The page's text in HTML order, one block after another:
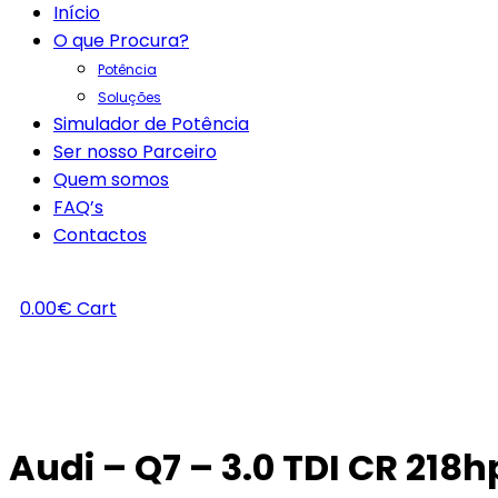
Início
O que Procura?
Potência
Soluções
Simulador de Potência
Ser nosso Parceiro
Quem somos
FAQ’s
Contactos
0.00€ Cart
Audi – Q7 – 3.0 TDI CR